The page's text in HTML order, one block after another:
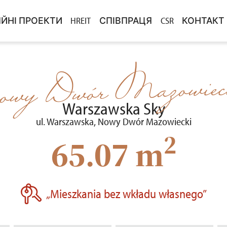
ПРОЕКТИ
HREIT
СПІВПРАЦЯ
CSR
КОНТАКТ
Dwór
Warszawska Sky
ul. Warszawska, Nowy Dwór Mazowiecki
65.07 m2
„Mieszkania bez wkładu własnego”